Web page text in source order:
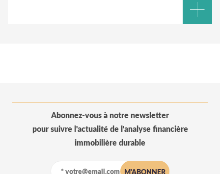
Abonnez-vous à notre newsletter
pour suivre l'actualité de l'analyse financière
immobilière durable